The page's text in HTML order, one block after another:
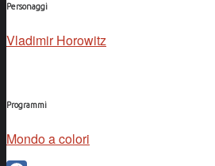
Personaggi
Vladimir Horowitz
Programmi
Mondo a colori